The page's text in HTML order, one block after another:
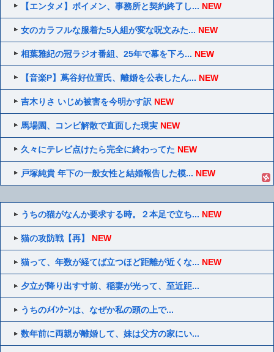
【エンタメ】ボイメン、事務所と契約終了し... NEW
女のカラフルな服着た5人組が変な呪文みた... NEW
相葉雅紀の冠ラジオ番組、25年で幕を下ろ... NEW
【音楽P】蔦谷好位置氏、離婚を公表したん... NEW
吉木りさ いじめ被害を今明かす訳 NEW
馬場園、コンビ解散で直面した現実 NEW
久々にテレビ点けたら完全に終わってた NEW
戸塚純貴 年下の一般女性と結婚報告した模... NEW
うちの猫がなんか要求する時。２本足で立ち... NEW
猫の攻防戦【再】 NEW
猫って、年数が経てば立つほど距離が近くな... NEW
夕立が降り出す寸前、稲妻が光って、至近距...
うちのﾒｲﾝｸｰﾝは、なぜか私の頭の上で...
数年前に両親が離婚して、妹は父方の家にい...